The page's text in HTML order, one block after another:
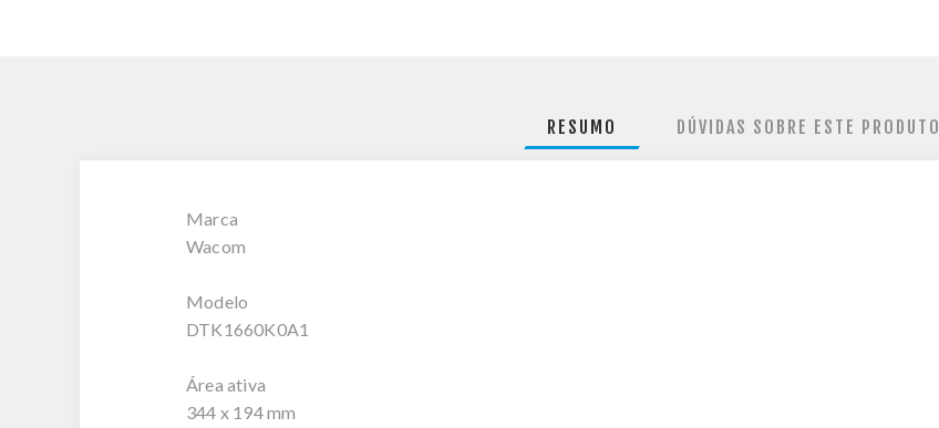
RESUMO DÚVIDAS SOBRE ESTE PRODUTO
Marca
Wacom
Modelo
DTK1660K0A1
Área ativa
344 x 194 mm